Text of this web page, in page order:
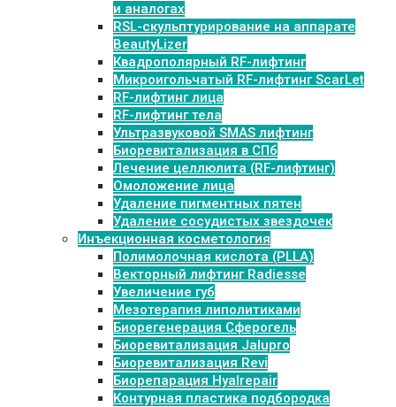
и аналогах
RSL-скульптурирование на аппарате
BeautyLizer
Квадрополярный RF-лифтинг
Микроигольчатый RF-лифтинг ScarLet
RF-лифтинг лица
RF-лифтинг тела
Ультразвуковой SMAS лифтинг
Биоревитализация в СПб
Лечение целлюлита (RF-лифтинг)
Омоложение лица
Удаление пигментных пятен
Удаление сосудистых звездочек
Инъекционная косметология
Полимолочная кислота (PLLA)
Векторный лифтинг Radiesse
Увеличение губ
Мезотерапия липолитиками
Биорегенерация Сферогель
Биоревитализация Jalupro
Биоревитализация Revi
Биорепарация Hyalrepair
Контурная пластика подбородка